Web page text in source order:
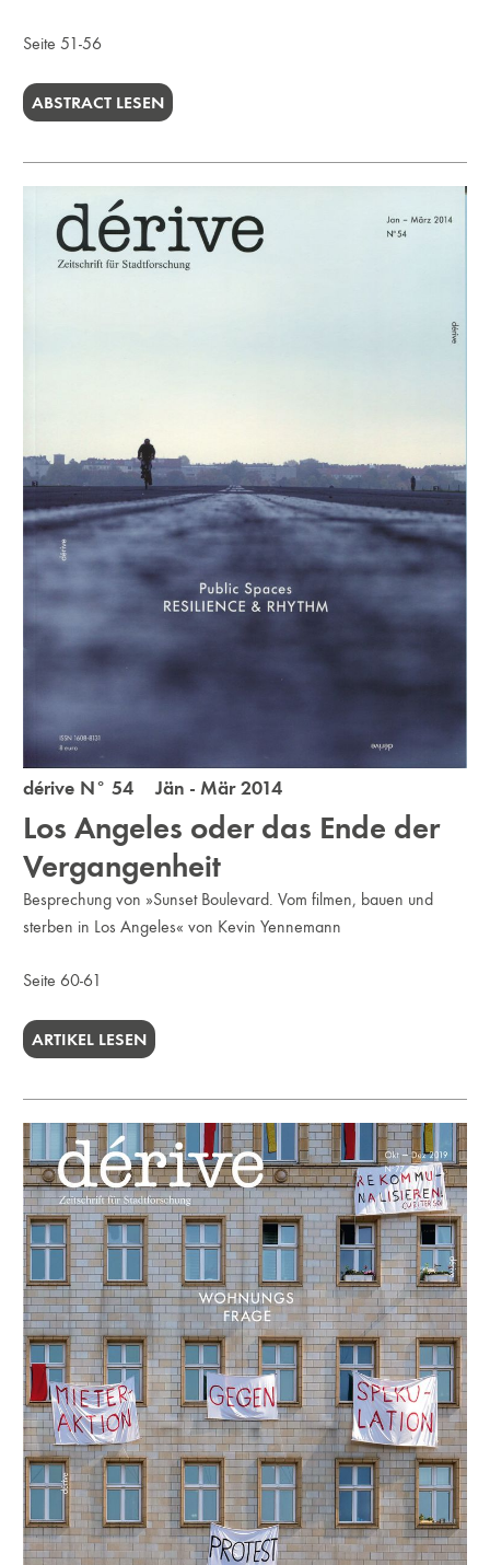
Seite 51-56
ABSTRACT LESEN
dérive N° 54 Jän - Mär 2014
Los Angeles oder das Ende der
Vergangenheit
Besprechung von »Sunset Boulevard. Vom filmen, bauen und
sterben in Los Angeles« von Kevin Yennemann
Seite 60-61
ARTIKEL LESEN